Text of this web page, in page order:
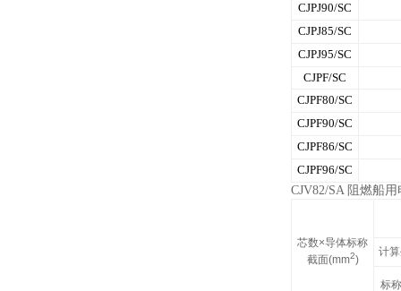
CJPJ90/SC
CJPJ85/SC
CJPJ95/SC
CJPF/SC
CJPF80/SC
CJPF90/SC
CJPF86/SC
CJPF96/SC
CJV82/SA 阻燃船
芯数×导体标称
截面(mm2)
计
标